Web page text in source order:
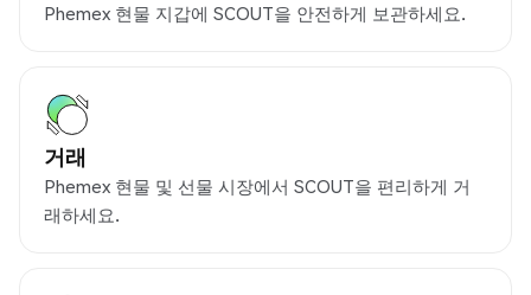
Phemex 현물 지갑에 SCOUT을 안전하게 보관하세요.
거래
Phemex 현물 및 선물 시장에서 SCOUT을 편리하게 거
래하세요.